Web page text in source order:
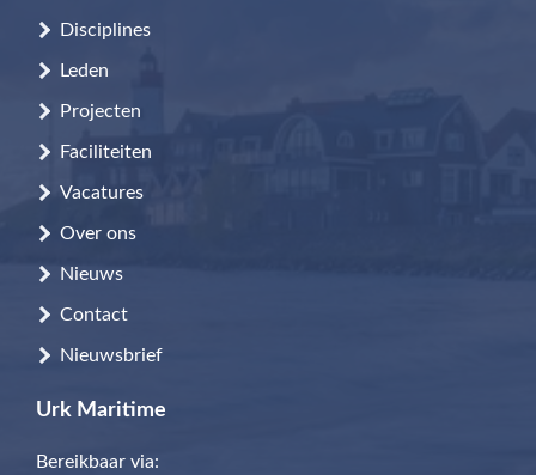
Disciplines
Leden
Projecten
Faciliteiten
Vacatures
Over ons
Nieuws
Contact
Nieuwsbrief
Urk Maritime
Bereikbaar via: